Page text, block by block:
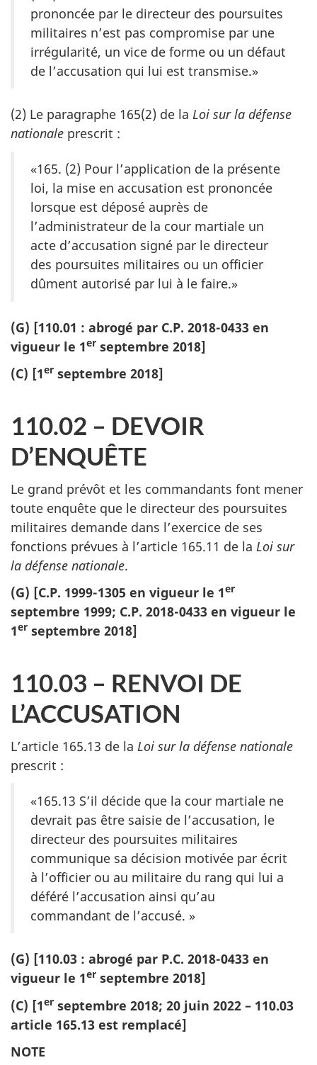
prononcée par le directeur des poursuites
militaires n’est pas compromise par une
irrégularité, un vice de forme ou un défaut
de l’accusation qui lui est transmise.»
(2) Le paragraphe 165(2) de la Loi sur la défense
nationale prescrit :
«165. (2) Pour l’application de la présente
loi, la mise en accusation est prononcée
lorsque est déposé auprès de
l’administrateur de la cour martiale un
acte d’accusation signé par le directeur
des poursuites militaires ou un officier
dûment autorisé par lui à le faire.»
(G) [110.01 : abrogé par C.P. 2018-0433 en
vigueur le 1er septembre 2018]
(C) [1er septembre 2018]
110.02 – DEVOIR
D’ENQUÊTE
Le grand prévôt et les commandants font mener
toute enquête que le directeur des poursuites
militaires demande dans l’exercice de ses
fonctions prévues à l’article 165.11 de la Loi sur
la défense nationale.
(G) [C.P. 1999-1305 en vigueur le 1er
septembre 1999; C.P. 2018-0433 en vigueur le
1er septembre 2018]
110.03 – RENVOI DE
L’ACCUSATION
L’article 165.13 de la Loi sur la défense nationale
prescrit :
«165.13 S’il décide que la cour martiale ne
devrait pas être saisie de l’accusation, le
directeur des poursuites militaires
communique sa décision motivée par écrit
à l’officier ou au militaire du rang qui lui a
déféré l’accusation ainsi qu’au
commandant de l’accusé. »
(G) [110.03 : abrogé par P.C. 2018-0433 en
vigueur le 1er septembre 2018]
(C) [1er septembre 2018; 20 juin 2022 – 110.03
article 165.13 est remplacé]
NOTE